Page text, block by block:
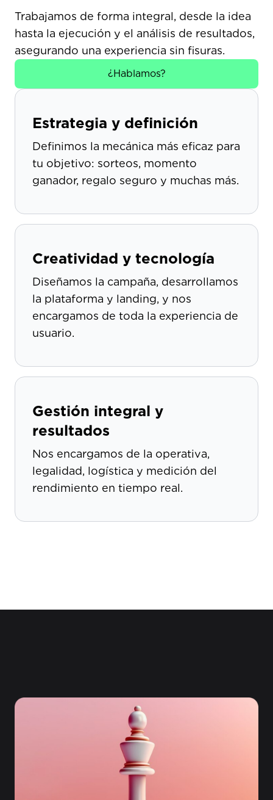
Trabajamos de forma integral, desde la idea
hasta la ejecución y el análisis de resultados,
asegurando una experiencia sin fisuras.​
¿Hablamos?
Estrategia y definición
Definimos la mecánica más eficaz para
tu objetivo: sorteos, momento
ganador, regalo seguro y muchas más.
Creatividad y tecnología
Diseñamos la campaña, desarrollamos
la plataforma y landing, y nos
encargamos de toda la experiencia de
usuario.
Gestión integral y
resultados
Nos encargamos de la operativa,
legalidad, logística y medición del
rendimiento en tiempo real.